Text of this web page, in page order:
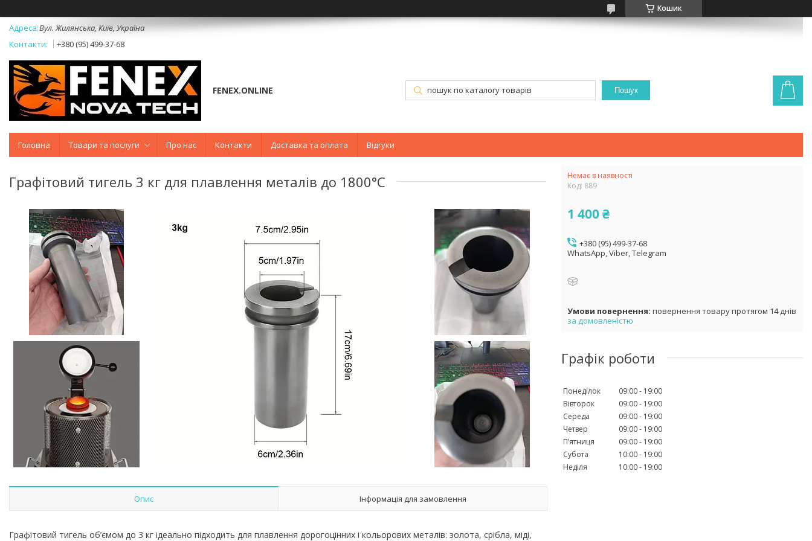
Кошик
Вул. Жилянська, Київ, Україна
+380 (95) 499-37-68
FENEX.ONLINE Пошук
Головна Товари та послуги Про нас Контакти Доставка та оплата Відгуки
Графітовий тигель 3 кг для плавлення металів до 1800°C
Опис Інформація для замовлення
Графітовий тигель об’ємом до 3 кг ідеально підходить для плавлення дорогоцінних і кольорових металів: золота, срібла, міді,
Немає в наявності
Код: 889
1 400 ₴
+380 (95) 499-37-68
WhatsApp, Viber, Telegram
повернення товару протягом 14 днів
за домовленістю
Графік роботи
Понеділок 09:00
19:00
Вівторок
09:00
19:00
Середа
09:00
19:00
Четвер
09:00
19:00
Пʼятниця
09:00
19:00
Субота
10:00
19:00
Неділя
10:00 19:00